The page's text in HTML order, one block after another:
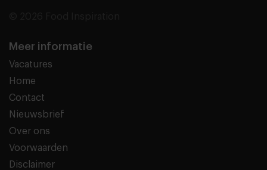
Meer informatie
Vacatures
Home
Contact
Nieuwsbrief
Over ons
Voorwaarden
Disclaimer